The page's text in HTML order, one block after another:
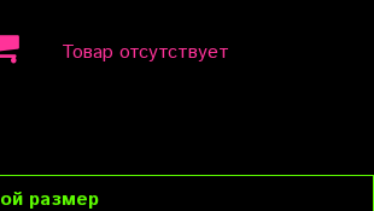
Товар отсутствует
размер